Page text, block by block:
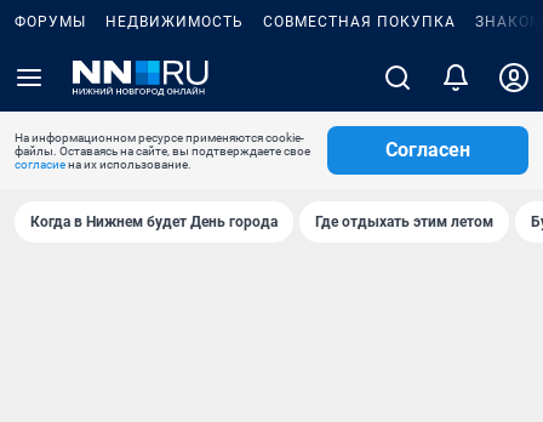
ФОРУМЫ НЕДВИЖИМОСТЬ СОВМЕСТНАЯ ПОКУПКА
На информационном ресурсе применяются cookie-
файлы. Оставаясь на сайте, вы подтверждаете свое
согласиена их использование.
Согласен
Когда в Нижнем будет День города Где отдыхать этим летом